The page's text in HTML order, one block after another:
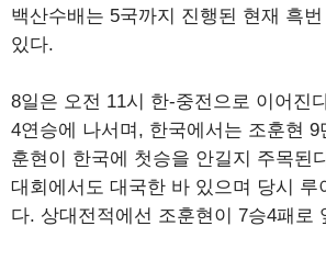
백산수배는 5국까지 진행된 현재 흑
있다.
8일은 오전 11시 한-중전으로 이어진
4연승에 나서며, 한국에서는 조훈현 9
훈현이 한국에 첫승을 안길지 주목된
대회에서도 대국한 바 있으며 당시 루
다. 상대전적에선 조훈현이 7승4패로